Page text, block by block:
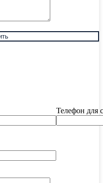
Телефон для